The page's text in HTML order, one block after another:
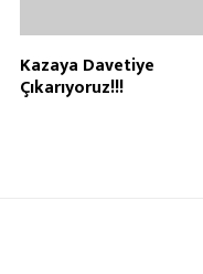
Kazaya Davetiye
Çıkarıyoruz!!!